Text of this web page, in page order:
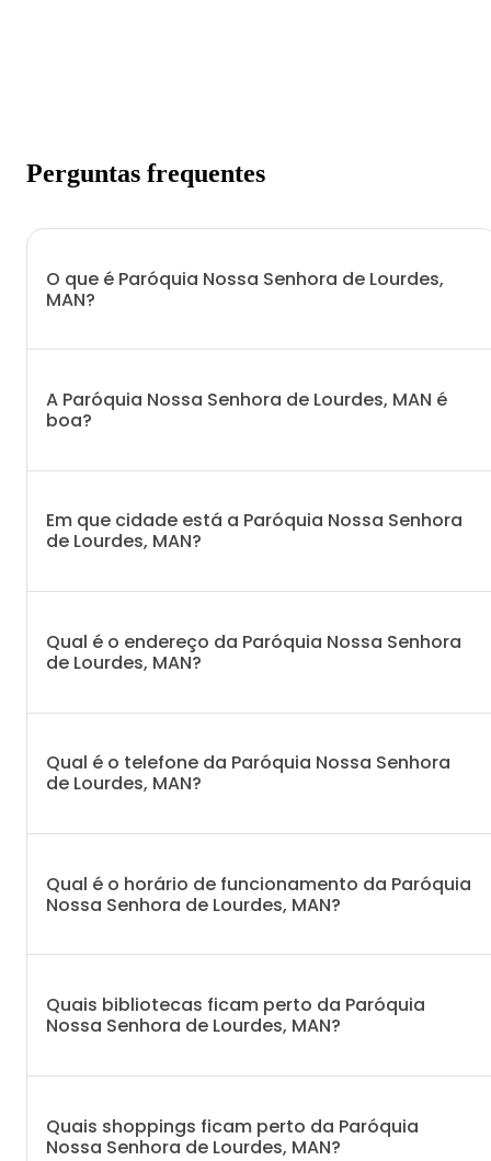
Perguntas frequentes
O que é Paróquia Nossa Senhora de Lourdes,
MAN?
A Paróquia Nossa Senhora de Lourdes, MAN é
boa?
Em que cidade está a Paróquia Nossa Senhora
de Lourdes, MAN?
Qual é o endereço da Paróquia Nossa Senhora
de Lourdes, MAN?
Qual é o telefone da Paróquia Nossa Senhora
de Lourdes, MAN?
Qual é o horário de funcionamento da Paróquia
Nossa Senhora de Lourdes, MAN?
Quais bibliotecas ficam perto da Paróquia
Nossa Senhora de Lourdes, MAN?
Quais shoppings ficam perto da Paróquia
Nossa Senhora de Lourdes, MAN?